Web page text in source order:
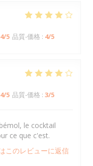
4/5 品質-価格 : 4/5
4/5 品質-価格 : 3/5
le cocktail
ce que c'est.
このレビューに返信